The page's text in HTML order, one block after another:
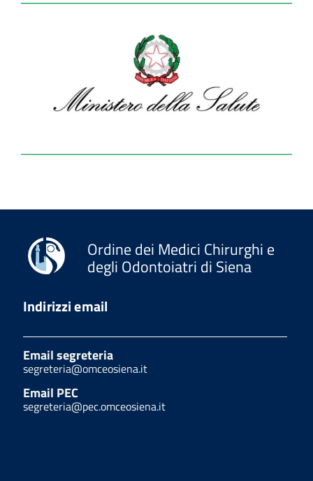
Ordine dei Medici Chirurghi e
degli Odontoiatri di Siena
Indirizzi email
Email segreteria
segreteria@omceosiena.it
Email PEC
segreteria@pec.omceosiena.it